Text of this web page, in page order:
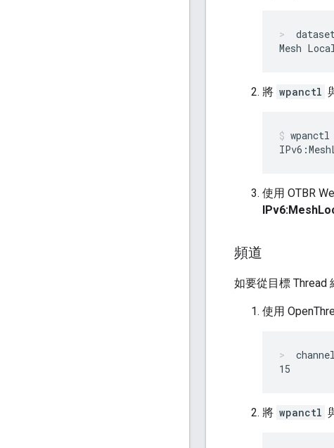
將 wpanctl
使用 OTBR
頻道
如要從目標 Thread
使用
channel
將 wpanctl